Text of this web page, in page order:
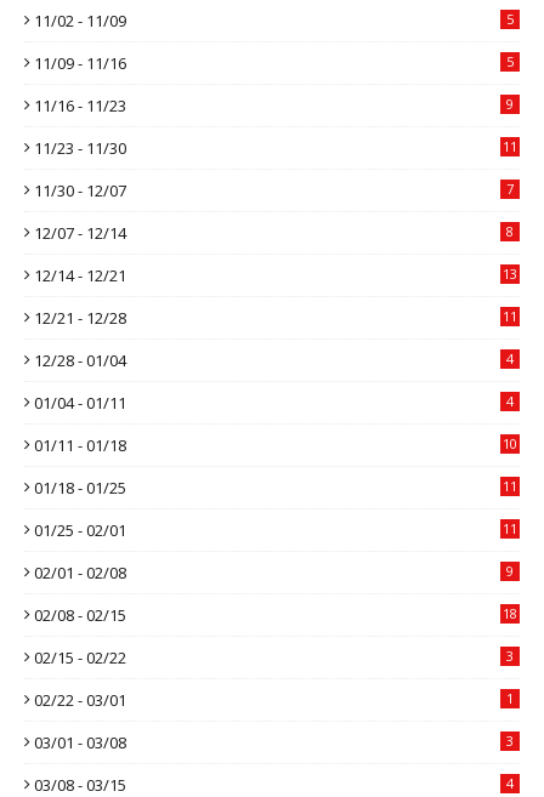
11/02 - 11/09 5
11/09 - 11/16 5
11/16 - 11/23 9
11/23 - 11/30 11
11/30 - 12/07 7
12/07 - 12/14 8
12/14 - 12/21 13
12/21 - 12/28 11
12/28 - 01/04 4
01/04 - 01/11 4
01/11 - 01/18 10
01/18 - 01/25 11
01/25 - 02/01 11
02/01 - 02/08 9
02/08 - 02/15 18
02/15 - 02/22 3
02/22 - 03/01 1
03/01 - 03/08 3
03/08 - 03/15 4